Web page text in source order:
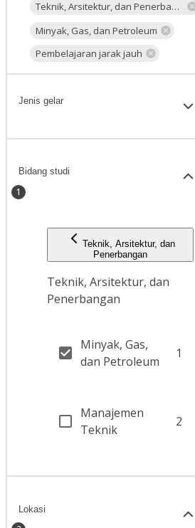
Teknik, Arsitektur, dan Penerbangan
Minyak, Gas, dan Petroleum
Pembelajaran jarak jauh
Jenis gelar
Bidang studi
1
Teknik, Arsitektur, dan
Penerbangan
Teknik, Arsitektur, dan
Penerbangan
Minyak, Gas,
dan Petroleum
1
Manajemen
Teknik
2
Lokasi